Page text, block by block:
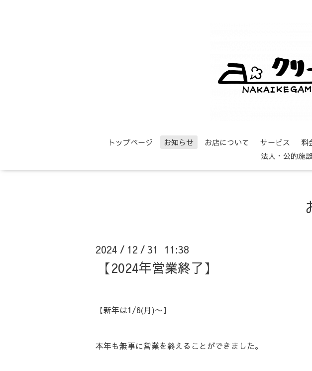
トップページ お知らせ お店について サービス 料
法人・公的施
2024 / 12 / 31 11:38
【2024年営業終了】
【新年は1/6(月)〜】
本年も無事に営業を終えることができました。